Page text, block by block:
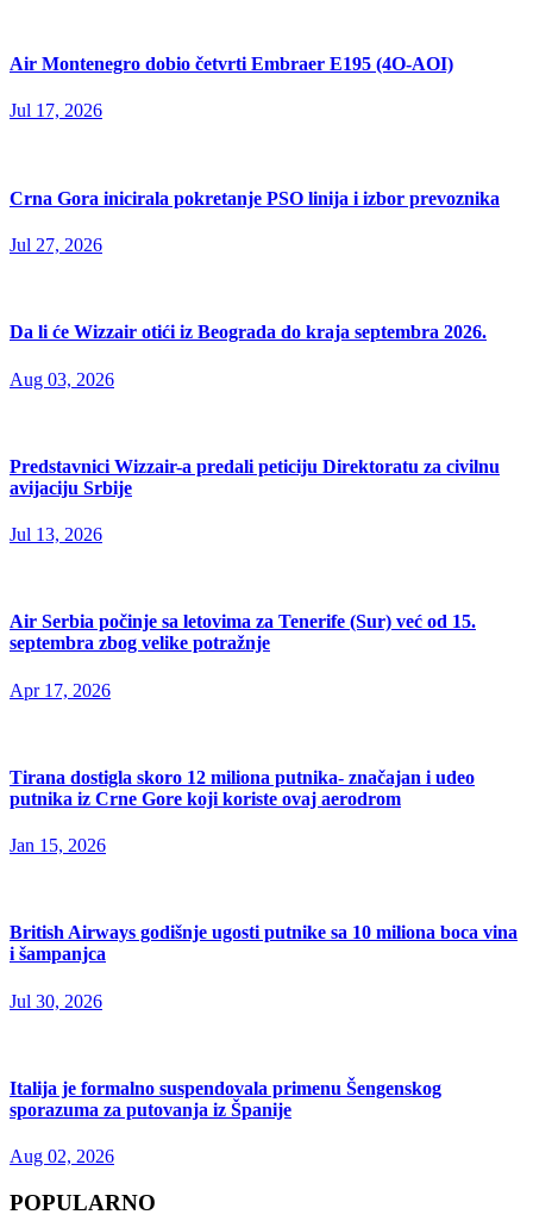
Air Montenegro dobio četvrti Embraer E195 (4O-AOI)
Jul 17, 2026
Crna Gora inicirala pokretanje PSO linija i izbor prevoznika
Jul 27, 2026
Da li će Wizzair otići iz Beograda do kraja septembra 2026.
Aug 03, 2026
Predstavnici Wizzair-a predali peticiju Direktoratu za civilnu
avijaciju Srbije
Jul 13, 2026
Air Serbia počinje sa letovima za Tenerife (Sur) već od 15.
septembra zbog velike potražnje
Apr 17, 2026
Tirana dostigla skoro 12 miliona putnika- značajan i udeo
putnika iz Crne Gore koji koriste ovaj aerodrom
Jan 15, 2026
British Airways godišnje ugosti putnike sa 10 miliona boca vina
i šampanjca
Jul 30, 2026
Italija je formalno suspendovala primenu Šengenskog
sporazuma za putovanja iz Španije
Aug 02, 2026
POPULARNO